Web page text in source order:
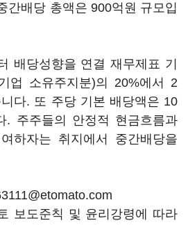
간배당 총액은 900억원 규모입
배당성향을 연결 재무제표 기
업 소유주지분)의 20%에서 2
다. 또 주당 기본 배당액은 10
. 주주들의 안정적 현금흐름과
하자는 취지에서 중간배당을
보도준칙 및 윤리강령에 따라